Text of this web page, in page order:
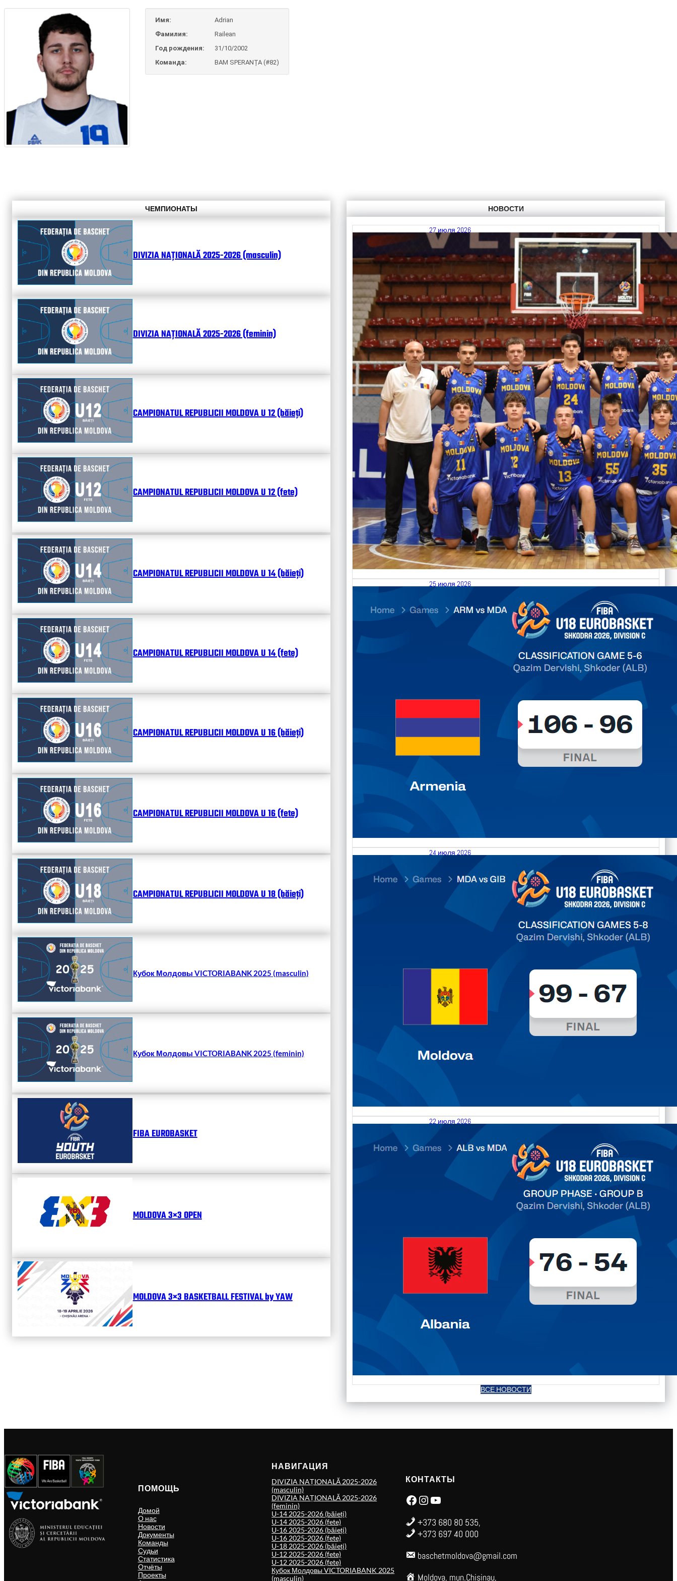
Имя:
Adrian
Фамилия:
Railean
Год рождения:
31/10/2002
Команда:
BAM SPERANȚA (#82)
ЧЕМПИОНАТЫ
DIVIZIA NAȚIONALĂ 2025-2026 (masculin)
DIVIZIA NAȚIONALĂ 2025-2026 (feminin)
CAMPIONATUL REPUBLICII MOLDOVA U 12 (băieți)
CAMPIONATUL REPUBLICII MOLDOVA U 12 (fete)
CAMPIONATUL REPUBLICII MOLDOVA U 14 (băieți)
CAMPIONATUL REPUBLICII MOLDOVA U 14 (fete)
CAMPIONATUL REPUBLICII MOLDOVA U 16 (băieți)
CAMPIONATUL REPUBLICII MOLDOVA U 16 (fete)
CAMPIONATUL REPUBLICII MOLDOVA U 18 (băieți)
Кубок Молдовы VICTORIABANK 2025 (masculin)
Кубок Молдовы VICTORIABANK 2025 (feminin)
FIBA EUROBASKET
MOLDOVA 3×3 OPEN
MOLDOVA 3×3 BASKETBALL FESTIVAL by YAW
НОВОСТИ
27 июля 2026
Итоги FIBA U18 EuroBasket 2026, Division C
КалендарьТаблица Выберите Обзор Статистика Матч сыгран 0
Читать далее
25 июля 2026
26.07.2026 Armenia vs Moldova FIBA U18 EuroBasket 2026,
Division C
КалендарьТаблица Выберите Обзор Статистика Матч сыгран 0
Читать далее
24 июля 2026
25.07.2026 Moldova vs Gibraltar FIBA U18 EuroBasket 2026,
Division C
КалендарьТаблица Выберите Обзор Статистика Матч сыгран 0
Читать далее
22 июля 2026
23.07.2026 Albania vs Moldova FIBA U18 EuroBasket 2026,
Division C
КалендарьТаблица Выберите Обзор Статистика Матч сыгран 0
Читать далее
ВСЕ НОВОСТИ
ПОМОЩЬ
Домой
О нас
Новости
Документы
Команды
Судьи
Статистика
Отчёты
Проекты
НАВИГАЦИЯ
DIVIZIA NAȚIONALĂ 2025-2026
(masculin)
DIVIZIA NAȚIONALĂ 2025-2026
(feminin)
U-14 2025-2026 (băieți)
U-14 2025-2026 (fete)
U-16 2025-2026 (băieți)
U-16 2025-2026 (fete)
U-18 2025-2026 (băieți)
U-12 2025-2026 (fete)
U-12 2025-2026 (fete)
Кубок Молдовы VICTORIABANK 2025
(masculin)
КОНТАКТЫ
Facebook Instagram YouTube
+373 680 80 535,
+373 697 40 000
baschetmoldova@gmail.com
Moldova, mun.Chisinau,